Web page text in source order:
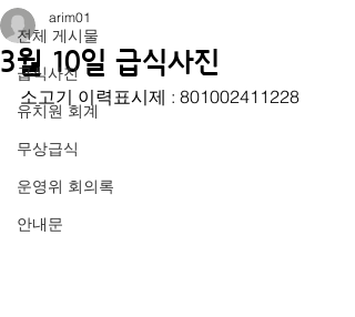
전체 게시물
급식사진
유치원 회계
무상급식
운영위 회의록
안내문
3월 10일 급식사진
arim01
소고기 이력표시제 : 801002411228